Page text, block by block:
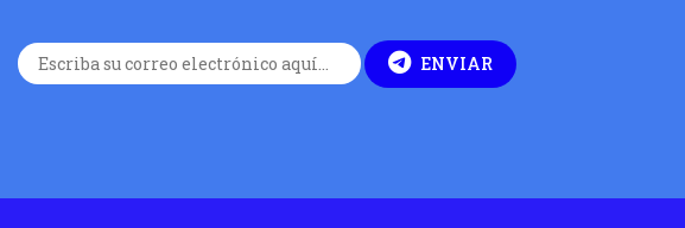
ENVIAR